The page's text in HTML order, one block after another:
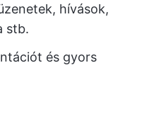
hívások,
stb.
és gyors